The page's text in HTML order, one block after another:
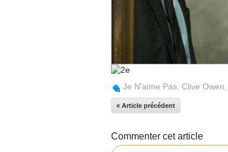
Je N'aime Pas Clive Owen
« Article précédent
Commenter cet article